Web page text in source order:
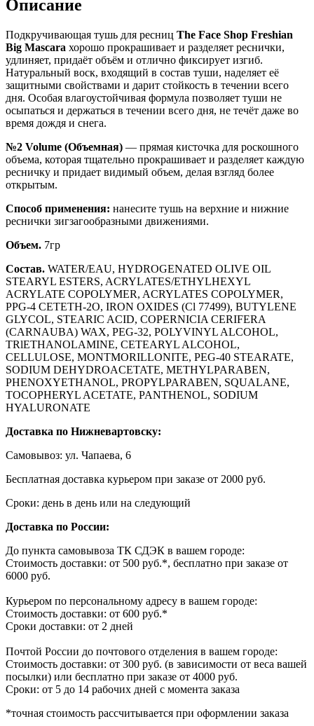
Описание
Подкручивающая тушь для ресниц The Face Shop Freshian
Big Mascara хорошо прокрашивает и разделяет реснички,
удлиняет, придаёт объём и отлично фиксирует изгиб.
Натуральный воск, входящий в состав туши, наделяет её
защитными свойствами и дарит стойкость в течении всего
дня. Особая влагоустойчивая формула позволяет туши не
осыпаться и держаться в течении всего дня, не течёт даже во
время дождя и снега.
№2 Volume (Объемная) — прямая кисточка для роскошного
объема, которая тщательно прокрашивает и разделяет каждую
ресничку и придает видимый объем, делая взгляд более
открытым.
Способ применения: нанесите тушь на верхние и нижние
реснички зигзагообразными движениями.
Объем. 7гр
Состав. WATER/EAU, HYDROGENATED OLIVE OIL
STEARYL ESTERS, ACRYLATES/ETHYLHEXYL
ACRYLATE COPOLYMER, ACRYLATES COPOLYMER,
PPG-4 СЕТЕТН-2О, IRON OXIDES (Cl 77499), BUTYLENE
GLYCOL, STEARIC ACID, COPERNICIA CERIFERA
(CARNAUBA) WAX, PEG-32, POLYVINYL ALCOHOL,
TRlETHANOLAMINE, CETEARYL ALCOHOL,
CELLULOSE, MONTMORILLONITE, PEG-40 STEARATE,
SODIUM DEHYDROACETATE, METHYLPARABEN,
PHENOXYETHANOL, PROPYLPARABEN, SQUALANE,
TOCOPHERYL ACETATE, PANTHENOL, SODIUM
HYALURONATE
Доставка по Нижневартовску:
Самовывоз: ул. Чапаева, 6
Бесплатная доставка курьером при заказе от 2000 руб.
Сроки: день в день или на следующий
Доставка по России:
До пункта самовывоза ТК СДЭК в вашем городе:
Стоимость доставки: от 500 руб.*, бесплатно при заказе от
6000 руб.
Курьером по персональному адресу в вашем городе:
Стоимость доставки: от 600 руб.*
Сроки доставки: от 2 дней
Почтой России до почтового отделения в вашем городе:
Стоимость доставки: от 300 руб. (в зависимости от веса вашей
посылки) или бесплатно при заказе от 4000 руб.
Сроки: от 5 до 14 рабочих дней с момента заказа
*точная стоимость рассчитывается при оформлении заказа